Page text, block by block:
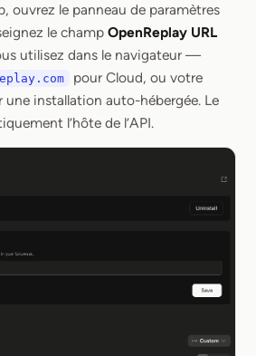
ouvrez le panneau de paramètres
le champ OpenReplay URL
utilisez dans le navigateur —
pour Cloud, ou votre
une installation auto-hébergée. Le
l’hôte de l’API.